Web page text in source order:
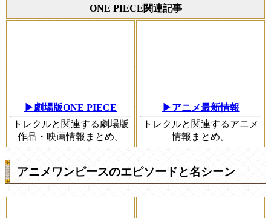
ONE PIECE関連記事
▶劇場版ONE PIECE
トレクルと関連する劇場版
作品・映画情報まとめ。
▶アニメ最新情報
トレクルと関連するアニメ
情報まとめ。
アニメワンピースのエピソードと名シーン